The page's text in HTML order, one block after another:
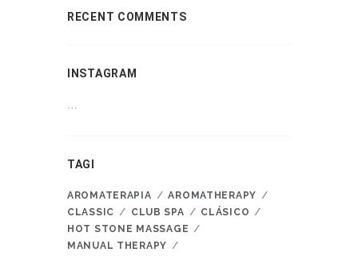
RECENT COMMENTS
INSTAGRAM
…
TAGI
AROMATERAPIA
AROMATHERAPY
CLASSIC
CLUB SPA
CLÁSICO
HOT STONE MASSAGE
MANUAL THERAPY